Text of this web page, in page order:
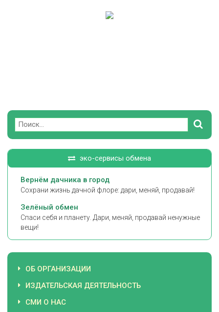
Поиск
эко-сервисы обмена
Вернём дачника в город
Сохрани жизнь дачной флоре: дари, меняй, продавай!
Зелёный обмен
Спаси себя и планету. Дари, меняй, продавай ненужные
вещи!
ОБ ОРГАНИЗАЦИИ
ИЗДАТЕЛЬСКАЯ ДЕЯТЕЛЬНОСТЬ
СМИ О НАС